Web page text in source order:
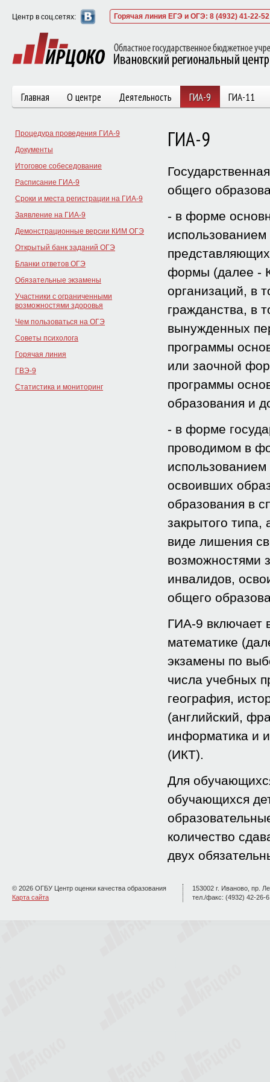
Центр в соц.сетях: Горячая линия ЕГЭ и ОГЭ: 8 (4932) 41-22-
Главная О центре Деятельность ГИА-9 ГИА-11
Процедура проведения ГИА-9
Документы
Итоговое собеседование
Расписание ГИА-9
Сроки и места регистрации на ГИА-9
Заявление на ГИА-9
Демонстрационные версии КИМ ОГЭ
Открытый банк заданий ОГЭ
Бланки ответов ОГЭ
Обязательные экзамены
Участники с ограниченными
возможностями здоровья
Чем пользоваться на ОГЭ
Советы психолога
Горячая линия
ГВЭ-9
Статистика и мониторинг
ГИА-9
общего
- в форме
формы (далее -
организаций, в
гражданства, в
вынужденных
программы
или заочной
программы
образования и
- в форме
проводимом в
освоивших
образования в
закрытого
виде лишения
возможностями
инвалидов,
общего
ГИА-9 включает
математике
экзамены по
числа учебных
география,
(английский,
информатика и
(ИКТ).
Для
обучающихся
количество
двух
© 2026 ОГБУ Центр оценки качества образования
Карта сайта
153002 г. Иваново, пр.
тел./факс: (4932) 42-26-